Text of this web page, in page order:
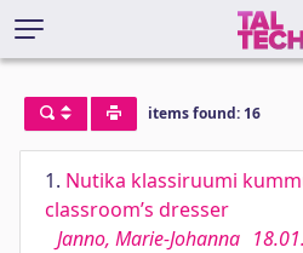
items found: 16
1. Nutika klassiruumi
classroom’s dresser
Janno, Marie-Johanna